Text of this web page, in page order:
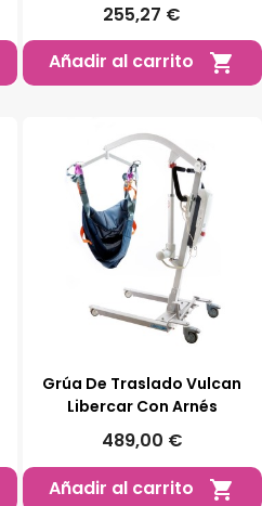
255,27 €
Añadir al carrito

Grúa De Traslado Vulcan
Libercar Con Arnés
489,00 €
Añadir al carrito
